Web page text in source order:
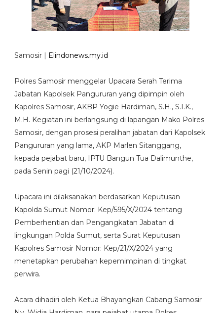
Samosir | Elindonews.my.id
Polres Samosir menggelar Upacara Serah Terima
Jabatan Kapolsek Pangururan yang dipimpin oleh
Kapolres Samosir, AKBP Yogie Hardiman, S.H., S.I.K.,
M.H. Kegiatan ini berlangsung di lapangan Mako Polres
Samosir, dengan prosesi peralihan jabatan dari Kapolsek
Pangururan yang lama, AKP Marlen Sitanggang,
kepada pejabat baru, IPTU Bangun Tua Dalimunthe,
pada Senin pagi (21/10/2024).
Upacara ini dilaksanakan berdasarkan Keputusan
Kapolda Sumut Nomor: Kep/595/X/2024 tentang
Pemberhentian dan Pengangkatan Jabatan di
lingkungan Polda Sumut, serta Surat Keputusan
Kapolres Samosir Nomor: Kep/21/X/2024 yang
menetapkan perubahan kepemimpinan di tingkat
perwira.
Acara dihadiri oleh Ketua Bhayangkari Cabang Samosir